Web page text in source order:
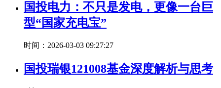
国投电力：不只是发电，更像一台巨
型“国家充电宝”
时间：2026-03-03 09:27:27
国投瑞银121008基金深度解析与思考